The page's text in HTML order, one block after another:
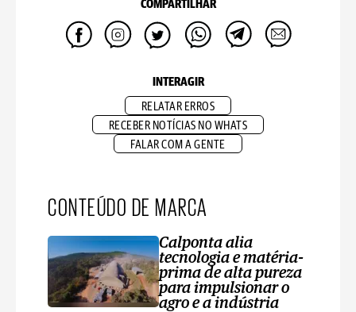
COMPARTILHAR
INTERAGIR
RELATAR ERROS
RECEBER NOTÍCIAS NO WHATS
FALAR COM A GENTE
CONTEÚDO DE MARCA
Calponta alia
tecnologia e matéria-
prima de alta pureza
para impulsionar o
agro e a indústria